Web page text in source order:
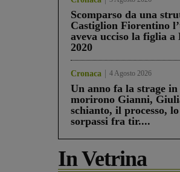
Scomparso da una
Castiglion Fiorentino
aveva ucciso la figlia a
2020
Cronaca 4 Agosto 2026
Un anno fa la strage
morirono Gianni,
schianto, il processo,
sorpassi fra tir....
In Vetrina